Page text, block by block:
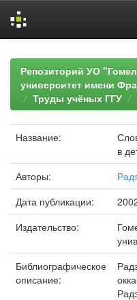
navigationРепозиторий УО
университет имени
Труды учёных ГГУ
Название:
в
Авторы:
Дата публикации:
Издательство:
Библиографическое
описание: